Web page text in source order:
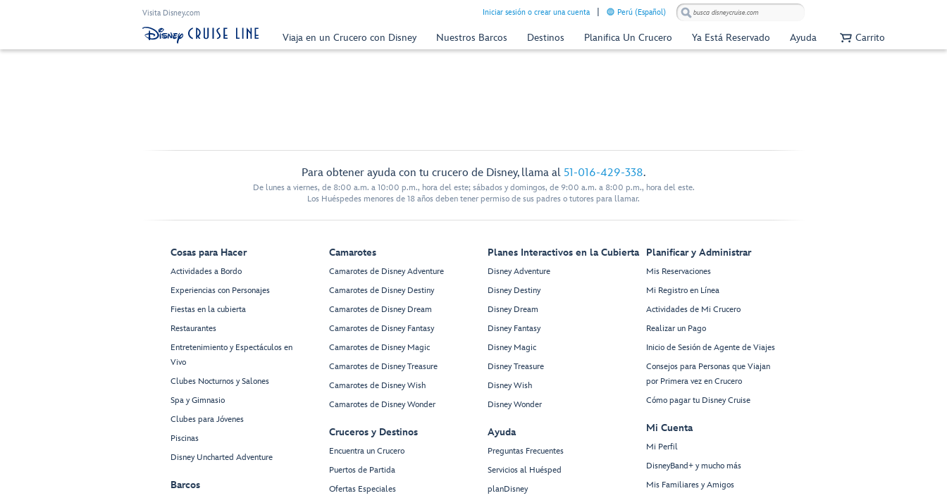
Visita Disney.com Iniciar sesión o crear una cuenta Perú (Español)
Viaja en un Crucero con Disney Nuestros Barcos Destinos Planifica Un Crucero Ya Está Reservado Ayuda Carrito
Para obtener ayuda con tu crucero de Disney, llama al 51-016-429-338.
De lunes a viernes, de 8:00 a.m. a 10:00 p.m., hora del este; sábados y domingos, de 9:00 a.m. a 8:00 p.m., hora del este.
Los Huéspedes menores de 18 años deben tener permiso de sus padres o tutores para llamar.
Cosas para Hacer
Actividades a Bordo
Experiencias con Personajes
Fiestas en la cubierta
Restaurantes
Entretenimiento y Espectáculos en
Vivo
Clubes Nocturnos y Salones
Spa y Gimnasio
Clubes para Jóvenes
Piscinas
Disney Uncharted Adventure
Barcos
Camarotes
Camarotes de Disney Adventure
Camarotes de Disney Destiny
Camarotes de Disney Dream
Camarotes de Disney Fantasy
Camarotes de Disney Magic
Camarotes de Disney Treasure
Camarotes de Disney Wish
Camarotes de Disney Wonder
Cruceros y Destinos
Encuentra un Crucero
Puertos de Partida
Ofertas Especiales
Planes Interactivos en la Cubierta
Disney Adventure
Disney Destiny
Disney Dream
Disney Fantasy
Disney Magic
Disney Treasure
Disney Wish
Disney Wonder
Ayuda
Preguntas Frecuentes
Servicios al Huésped
planDisney
Planificar y Administrar
Mis Reservaciones
Mi Registro en Línea
Actividades de Mi Crucero
Realizar un Pago
Inicio de Sesión de Agente de Viajes
Consejos para Personas que Viajan
por Primera vez en Crucero
Cómo pagar tu Disney Cruise
Mi Cuenta
Mi Perfil
DisneyBand+ y mucho más
Mis Familiares y Amigos